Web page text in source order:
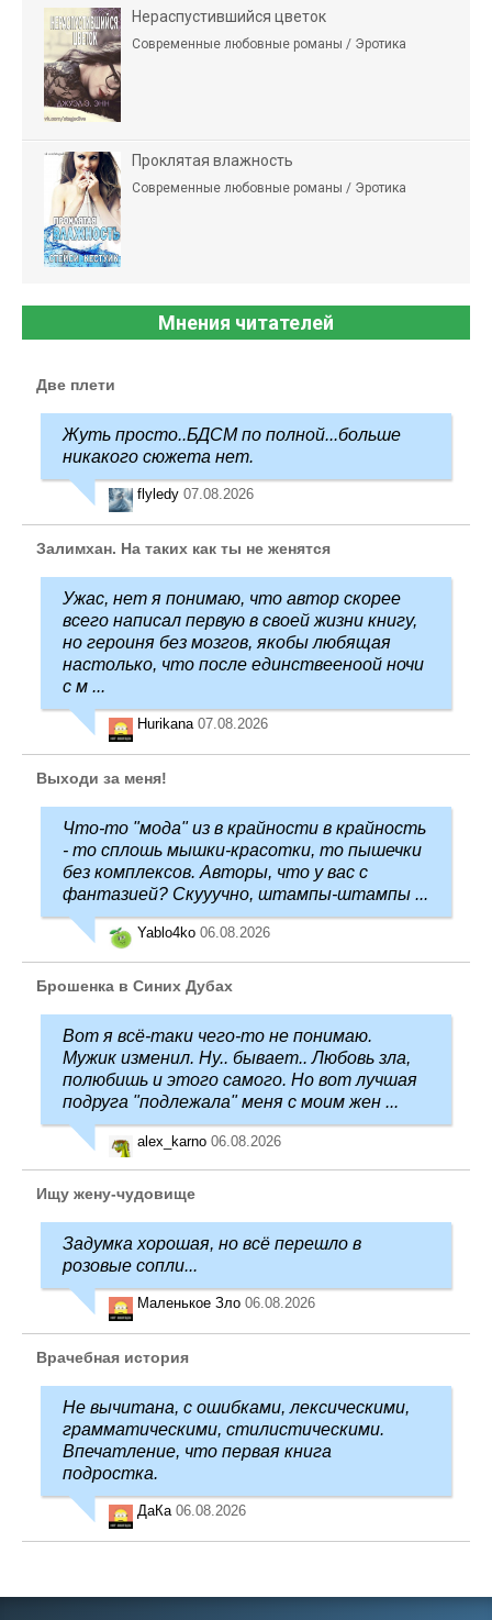
Нераспустившийся цветок
Современные любовные романы / Эротика
Проклятая влажность
Современные любовные романы / Эротика
Мнения читателей
Две плети
Жуть просто..БДСМ по полной...больше
никакого сюжета нет.
flyledy 07.08.2026
Залимхан. На таких как ты не женятся
Ужас, нет я понимаю, что автор скорее
всего написал первую в своей жизни книгу,
но героиня без мозгов, якобы любящая
настолько, что после единствееноой ночи
с м ...
Hurikana 07.08.2026
Выходи за меня!
Что-то "мода" из в крайности в крайность
- то сплошь мышки-красотки, то пышечки
без комплексов. Авторы, что у вас с
фантазией? Скууучно, штампы-штампы ...
Yablo4ko 06.08.2026
Брошенка в Синих Дубах
Вот я всё-таки чего-то не понимаю.
Мужик изменил. Ну.. бывает.. Любовь зла,
полюбишь и этого самого. Но вот лучшая
подруга "подлежала" меня с моим жен ...
alex_karno 06.08.2026
Ищу жену-чудовище
Задумка хорошая, но всё перешло в
розовые сопли...
Маленькое Зло 06.08.2026
Врачебная история
Не вычитана, с ошибками, лексическими,
грамматическими, стилистическими.
Впечатление, что первая книга
подростка.
ДаКа 06.08.2026